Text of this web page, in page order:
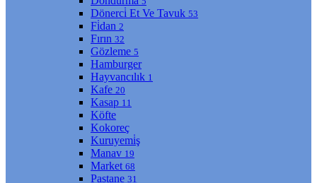
Dönerci̇ Et Ve Tavuk 53
Fi̇dan 2
Fırın 32
Gözleme 5
Hamburger
Hayvancılık 1
Kafe 20
Kasap 11
Köfte
Kokoreç
Kuruyemi̇ş
Manav 19
Market 68
Pastane 31